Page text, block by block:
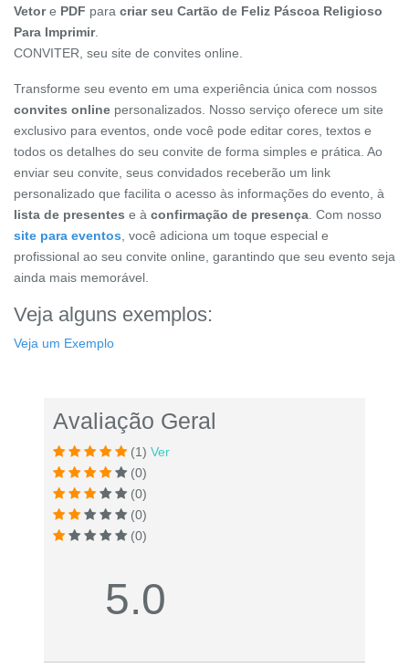
Vetore PDF para criar seu Cartão de Feliz Páscoa Religioso
Para Imprimir.
CONVITER, seu site de convites online.
Transforme seu evento em uma experiência única com nossos
convites online personalizados. Nosso serviço oferece um site
exclusivo para eventos, onde você pode editar cores, textos e
todos os detalhes do seu convite de forma simples e prática. Ao
enviar seu convite, seus convidados receberão um link
personalizado que facilita o acesso às informações do evento, à
lista de presentes e à confirmação de presença. Com nosso
site para eventos, você adiciona um toque especial e
profissional ao seu convite online, garantindo que seu evento seja
ainda mais memorável.
Veja alguns exemplos:
Veja um Exemplo
Avaliação Geral
(1) Ver
(0)
(0)
(0)
(0)
5.0